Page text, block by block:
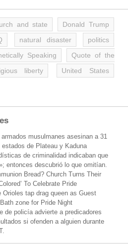
and state
Donald Trump
natural disaster
politics
Speaking
Quote of the
liberty
United States
armados musulmanes asesinan a 31
de Plateau y Kaduna
de criminalidad indicaban que
entonces descubrió lo que omitían.
Bread? Church Turns Their
To Celebrate Pride
Orioles tap drag queen as Guest
zone for Pride Night
de policía advierte a predicadores
si ofenden a alguien durante